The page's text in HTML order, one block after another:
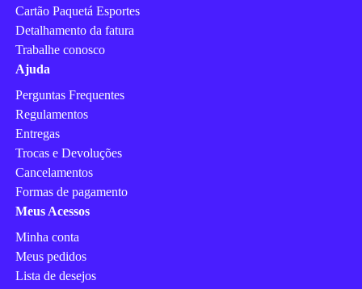
Cartão Paquetá Esportes
Detalhamento da fatura
Trabalhe conosco
Ajuda
Perguntas Frequentes
Regulamentos
Entregas
Trocas e Devoluções
Cancelamentos
Formas de pagamento
Meus Acessos
Minha conta
Meus pedidos
Lista de desejos